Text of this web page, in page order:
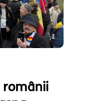
românii